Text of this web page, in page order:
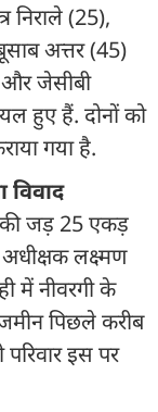
निराले (25),
अत्तर (45)
जेसीबी
हुए हैं. दोनों को
गया है.
की जड़ 25 एकड़
लक्ष्मण
में नीवरगी के
पिछले करीब
परिवार इस पर